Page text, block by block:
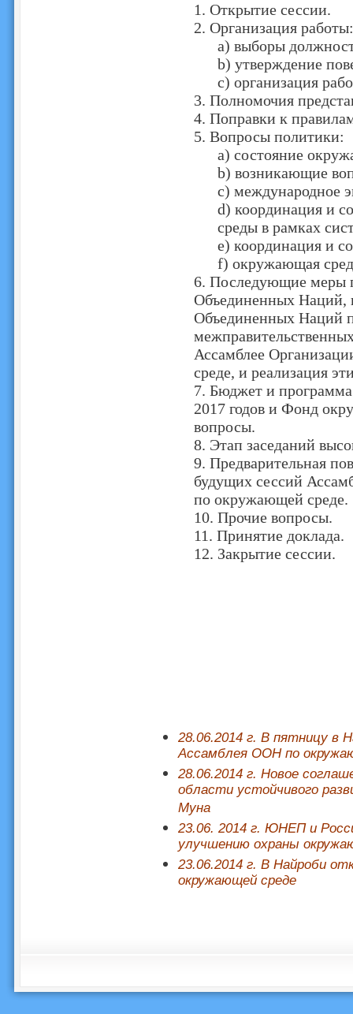
1. Открытие сессии.
2. Организация работы:
a) выборы
b) утверждение
c) организация
3. Полномочия
4. Поправки к
5. Вопросы политики:
a) состояние
b) возникающие
c) международное
d) координация и
среды в рамках
e) координация и
f) окружающая
6. Последующие меры
Объединенных Наций,
Объединенных Наций
Ассамблее
среде, и реализация
7. Бюджет и
2017 годов и Фонд
вопросы.
8. Этап заседаний
9. Предварительная
будущих сессий
по окружающей среде.
10. Прочие вопросы.
11. Принятие доклада.
12. Закрытие сессии.
28.06.2014 г. В пятницу в
Ассамблея ООН по
28.06.2014 г. Новое
области устойчивого
Муна
23.06. 2014 г. ЮНЕП и
улучшению охраны
23.06.2014 г. В Найроби
окружающей среде